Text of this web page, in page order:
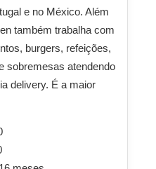
e no México. Além
também trabalha com
burgers, refeições,
sobremesas atendendo
delivery. É a maior